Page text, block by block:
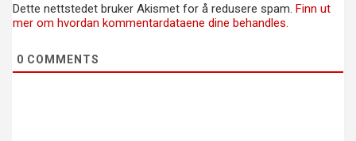
Dette nettstedet bruker Akismet for å redusere spam. Finn ut
mer om hvordan kommentardataene dine behandles.
0 COMMENTS